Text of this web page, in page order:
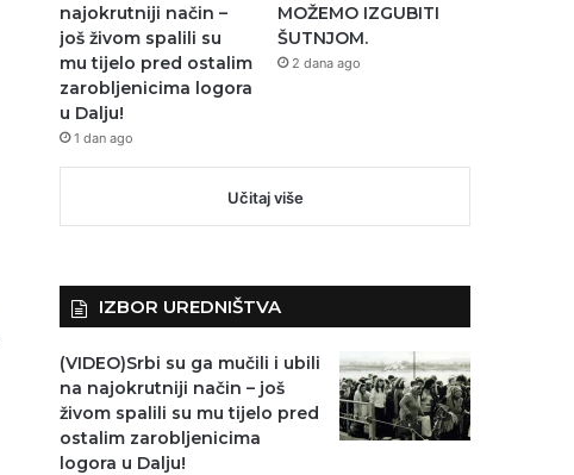
najokrutniji način –
još živom spalili su
mu tijelo pred ostalim
zarobljenicima logora
u Dalju!
1 dan ago
MOŽEMO IZGUBITI
ŠUTNJOM.
2 dana ago
Učitaj više
IZBOR UREDNIŠTVA
(VIDEO)Srbi su ga mučili i ubili
na najokrutniji način – još
živom spalili su mu tijelo pred
ostalim zarobljenicima
logora u Dalju!